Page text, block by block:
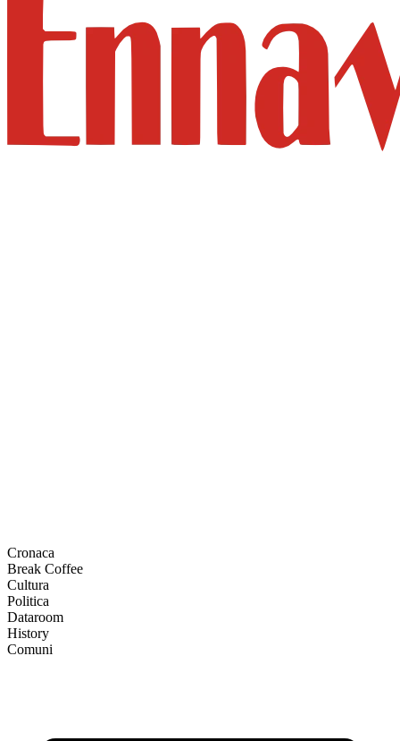
Cronaca
Break Coffee
Cultura
Politica
Dataroom
History
Comuni